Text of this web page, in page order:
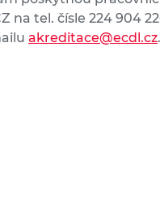
na tel. čísle 224 904
akreditace@ecdl.cz.